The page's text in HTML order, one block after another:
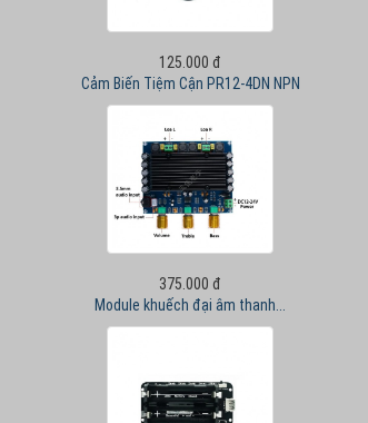
125.000 đ
Cảm Biến Tiệm Cận PR12-4DN NPN
375.000 đ
Module khuếch đại âm thanh...